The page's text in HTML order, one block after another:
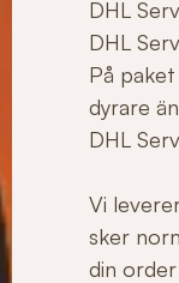
DHL
DHL
På
dyrare
DHL
Vi
sker
din